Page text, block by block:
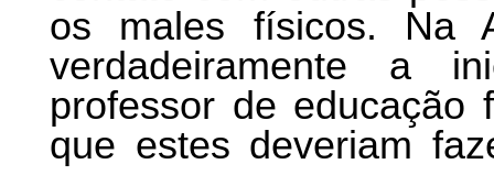
os males físicos. Na
verdadeiramente a
professor de educação
que estes deveriam